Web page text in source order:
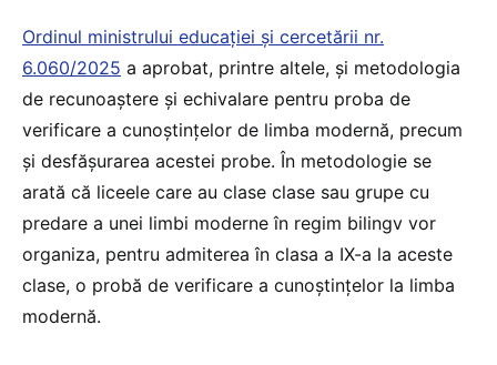
Ordinul ministrului educației și cercetării nr.
6.060/2025 a aprobat, printre altele, și metodologia
de recunoaștere și echivalare pentru proba de
verificare a cunoștințelor de limba modernă, precum
și desfășurarea acestei probe. În metodologie se
arată că liceele care au clase clase sau grupe cu
predare a unei limbi moderne în regim bilingv vor
organiza, pentru admiterea în clasa a IX-a la aceste
clase, o probă de verificare a cunoștințelor la limba
modernă.